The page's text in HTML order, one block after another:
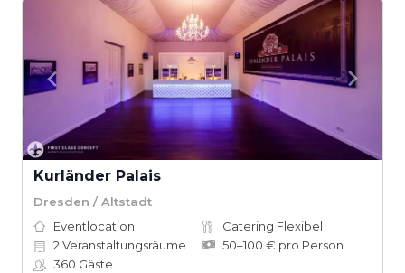
Kurländer Palais
Dresden / Altstadt
Eventlocation
Catering Flexibel
2 Veranstaltungsräume
50–100 € pro Person
360 Gäste